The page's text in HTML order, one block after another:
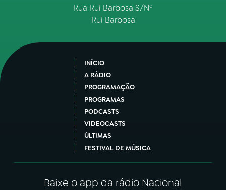
Rua Rui Barbosa S/Nº
Rui Barbosa
INÍCIO
A RÁDIO
PROGRAMAÇÃO
PROGRAMAS
PODCASTS
VIDEOCASTS
ÚLTIMAS
FESTIVAL DE MÚSICA
Baixe o app da rádio Nacional